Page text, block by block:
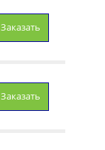
Заказать
Заказать